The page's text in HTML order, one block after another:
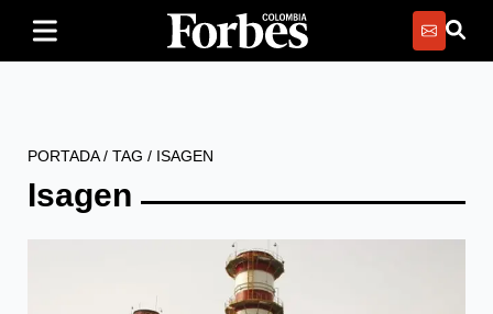
PORTADA/ TAG / ISAGEN
Isagen